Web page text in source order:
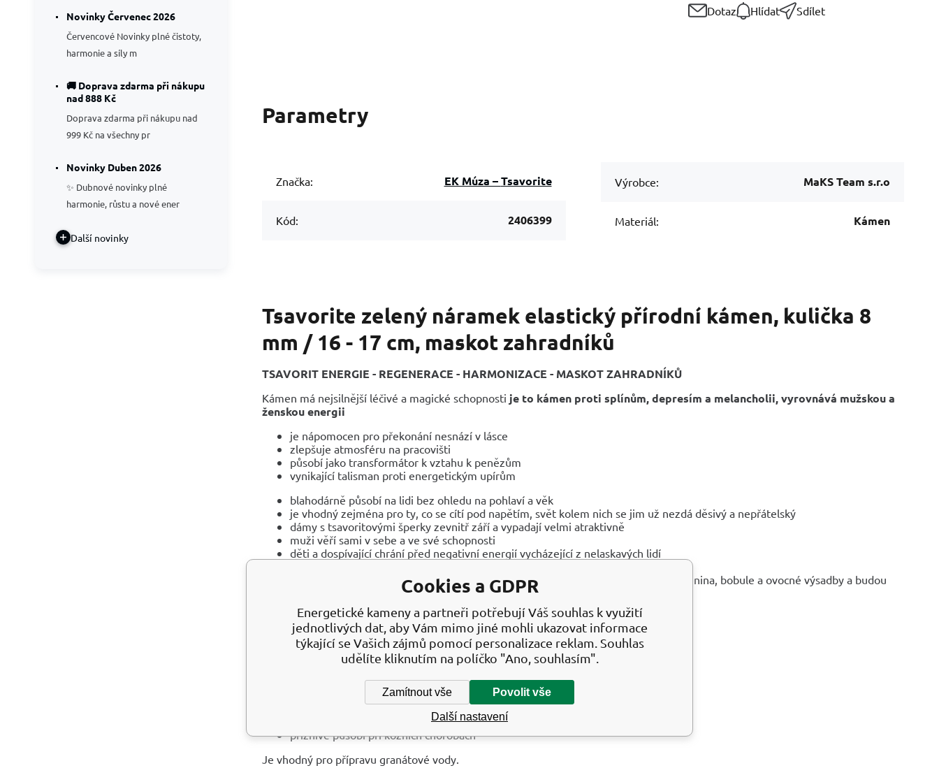
Dotaz Hlídat Sdílet
Parametry
Značka: EK Múza – Tsavorite
Kód: 2406399
Výrobce: MaKS Team s.r.o
Materiál: Kámen
Tsavorite zelený náramek elastický přírodní kámen, kulička 8
mm / 16 - 17 cm, maskot zahradníků
TSAVORIT ENERGIE - REGENERACE - HARMONIZACE - MASKOT ZAHRADNÍKŮ
Kámen má nejsilnější léčivé a magické schopnosti je to kámen proti splínům, depresím a melancholii, vyrovnává mužskou a
ženskou energii
je nápomocen pro překonání nesnází v lásce
zlepšuje atmosféru na pracovišti
působí jako transformátor k vztahu k penězům
vynikající talisman proti energetickým upírům
blahodárně působí na lidi bez ohledu na pohlaví a věk
je vhodný zejména pro ty, co se cítí pod napětím, svět kolem nich se jim už nezdá děsivý a nepřátelský
dámy s tsavoritovými šperky zevnitř září a vypadají velmi atraktivně
muži věří sami v sebe a ve své schopnosti
děti a dospívající chrání před negativní energií vycházející z nelaskavých lidí
pokud jednou týdně vytáhnete na dvorek zelený krystal, začnou růst květiny, zelenina, bobule a ovocné výsadby a budou
ZDRAVOTNÍ ÚČINKY
posiluje srdce, řídí tep i tlak krve a brání vzniku koronárních onemocnění
chrání před chudokrevností
působení na vnitřní i vnější pohlavní orgány
protizánětlivé účinky
je výborný pro překonání depresí, nebo tísně
zlepšuje revmatismus, artritidu, zduřelé sliznice, oteklé jizvy, vředy
nabízí pomoc při léčbě pevnosti kostí
příznivě působí při kožních chorobách
Je vhodný pro přípravu granátové vody.
Novinky Červenec 2026
Červencové Novinky plné čistoty,
harmonie a síly m
🚚 Doprava zdarma při nákupu
nad 888 Kč
Doprava zdarma při nákupu nad
999 Kč na všechny pr
Novinky Duben 2026
✨ Dubnové novinky plné
harmonie, růstu a nové ener
Další novinky
Cookies a GDPR
Energetické kameny a partneři potřebují Váš souhlas k využití
jednotlivých dat, aby Vám mimo jiné mohli ukazovat informace
týkající se Vašich zájmů pomocí personalizace reklam. Souhlas
udělíte kliknutím na políčko "Ano, souhlasím".
Zamítnout vše Povolit vše
Další nastavení